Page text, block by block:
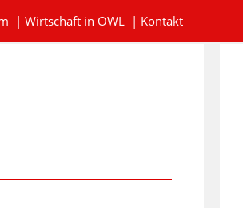
| Wirtschaft in OWL| Kontakt